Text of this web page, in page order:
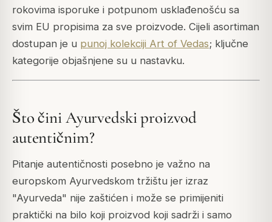
rokovima isporuke i potpunom usklađenošću sa
svim EU propisima za sve proizvode. Cijeli asortiman
dostupan je u punoj kolekciji Art of Vedas; ključne
kategorije objašnjene su u nastavku.
Što čini Ayurvedski proizvod
autentičnim?
Pitanje autentičnosti posebno je važno na
europskom Ayurvedskom tržištu jer izraz
"Ayurveda" nije zaštićen i može se primijeniti
praktički na bilo koji proizvod koji sadrži i samo